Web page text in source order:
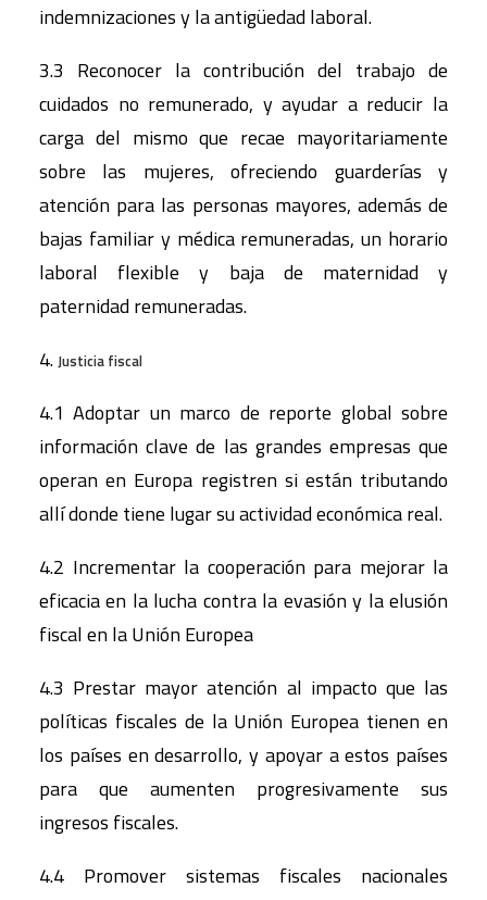
indemnizaciones y la antigüedad laboral.
3.3 Reconocer la contribución del trabajo de
cuidados no remunerado, y ayudar a reducir la
carga del mismo que recae mayoritariamente
sobre las mujeres, ofreciendo guarderías y
atención para las personas mayores, además de
bajas familiar y médica remuneradas, un horario
laboral flexible y baja de maternidad y
paternidad remuneradas.
4. Justicia fiscal
4.1 Adoptar un marco de reporte global sobre
información clave de las grandes empresas que
operan en Europa registren si están tributando
allí donde tiene lugar su actividad económica real.
4.2 Incrementar la cooperación para mejorar la
eficacia en la lucha contra la evasión y la elusión
fiscal en la Unión Europea
4.3 Prestar mayor atención al impacto que las
políticas fiscales de la Unión Europea tienen en
los países en desarrollo, y apoyar a estos países
para que aumenten progresivamente sus
ingresos fiscales.
4.4 Promover sistemas fiscales nacionales